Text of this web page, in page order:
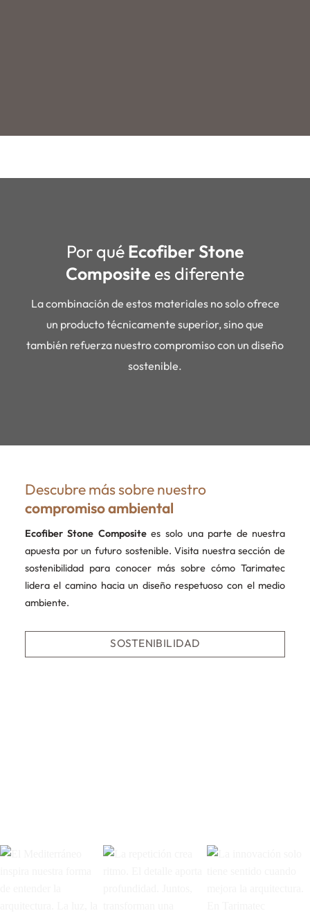
Por quéEcofiber Stone
Composite es diferente
La combinación de estos materiales no solo ofrece
un producto técnicamente superior, sino que
también refuerza nuestro compromiso con un diseño
sostenible.
Descubre más sobre nuestro
compromiso ambiental
Ecofiber Stone Compositees solo una parte de nuestra
apuesta por un futuro sostenible. Visita nuestra sección de
sostenibilidad para conocer más sobre cómo Tarimatec
lidera el camino hacia un diseño respetuoso con el medio
ambiente.
SOSTENIBILIDAD